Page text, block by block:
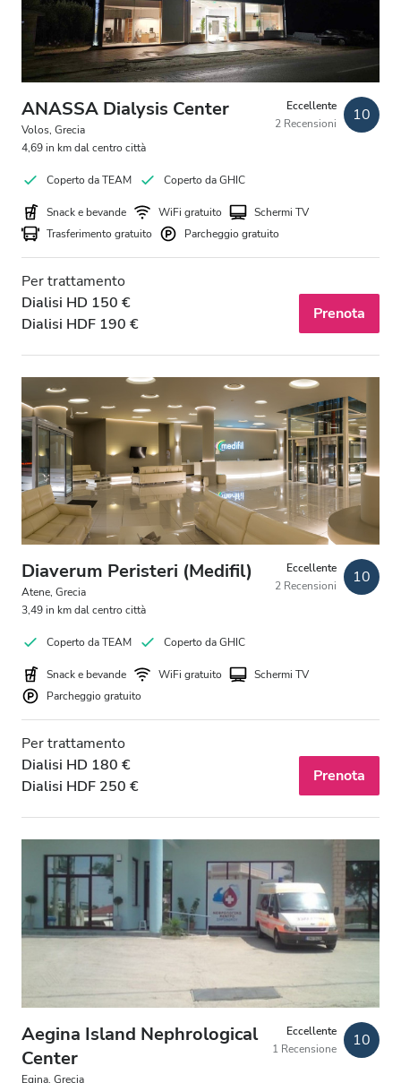
ANASSA Dialysis Center
Volos, Grecia
4,69 in km dal centro città
Eccellente
2 Recensioni
10
Coperto da TEAM Coperto da GHIC
Snack e bevande WiFi gratuito
Schermi TV
Trasferimento gratuito
Parcheggio gratuito
Per trattamento
Dialisi HD 150 €
Dialisi HDF 190 €
Prenota
Diaverum Peristeri (Medifil)
Atene, Grecia
3,49 in km dal centro città
Eccellente
2 Recensioni
10
Coperto da TEAM Coperto da GHIC
Snack e bevande WiFi gratuito
Schermi TV
Parcheggio gratuito
Per trattamento
Dialisi HD 180 €
Dialisi HDF 250 €
Prenota
Aegina Island Nephrological
Center
Egina, Grecia
Eccellente
1 Recensione
10